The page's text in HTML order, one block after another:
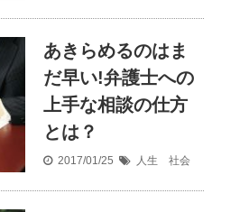
あきらめるのはま
だ早い!弁護士への
上手な相談の仕方
とは？
2017/01/25 人生 社会